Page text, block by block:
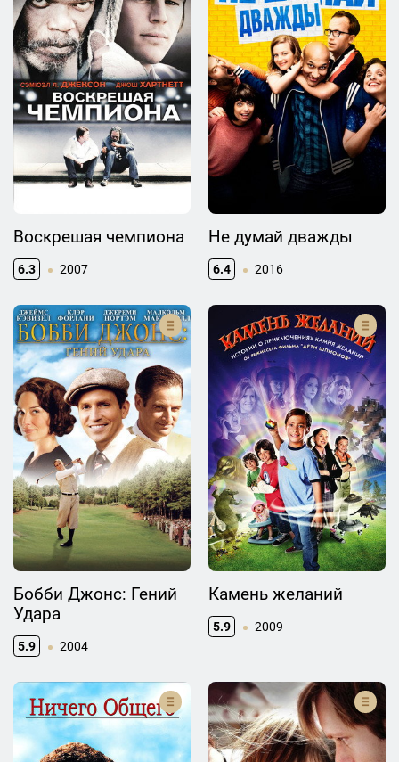
Воскрешая чемпиона
6.3 2007
Не думай дважды
6.4 2016
Бобби Джонс: Гений
Удара
5.9 2004
Камень желаний
5.9 2009